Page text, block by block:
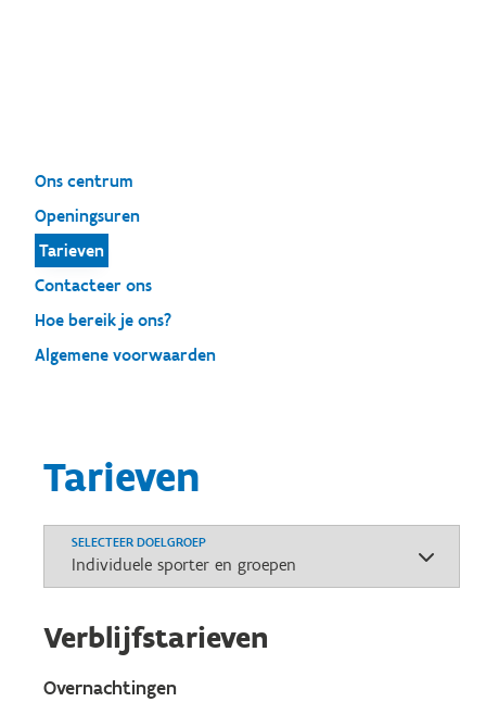
Ons centrum
Openingsuren
Tarieven
Contacteer ons
Hoe bereik je ons?
Algemene voorwaarden
Tarieven
SELECTEER DOELGROEP
Verblijfstarieven
Overnachtingen